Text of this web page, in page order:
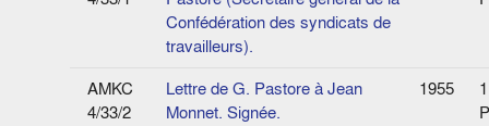
Confédération des syndicats de
travailleurs).
AMKC
4/33/2
Lettre de G. Pastore à Jean
Monnet. Signée.
1955
1